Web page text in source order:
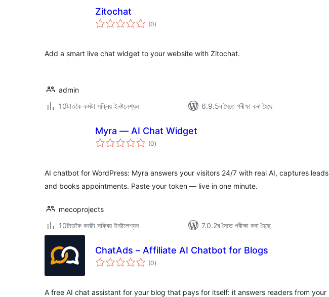
Zitochat
(0টা
মুঠ)
Add a smart live chat widget to your website with Zitochat.
admin
10টাতকৈ কমটা সক্ৰিয় ইনষ্টলেশ্যন
6.9.5ৰ সৈতে পৰীক্ষা কৰা হৈছে
Myra — AI Chat Widget
(0টা
মুঠ)
AI chatbot for WordPress: Myra answers your visitors 24/7 with real AI, captures leads
and books appointments. Paste your token — live in one minute.
mecoprojects
10টাতকৈ কমটা সক্ৰিয় ইনষ্টলেশ্যন
7.0.2ৰ সৈতে পৰীক্ষা কৰা হৈছে
ChatAds – Affiliate AI Chatbot for Blogs
(0টা
মুঠ)
A free AI chat assistant for your blog that pays for itself: it answers readers from your